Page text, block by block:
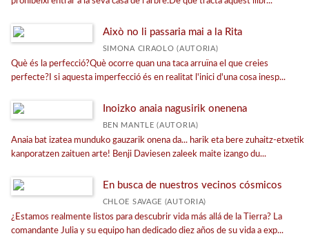
Això no li passaria mai a la Rita
SIMONA CIRAOLO (AUTORIA)
Què és la perfecció?Què ocorre quan una taca arruïna el que creies
perfecte?I si aquesta imperfecció és en realitat l'inici d'una cosa inesp...
Inoizko anaia nagusirik onenena
BEN MANTLE (AUTORIA)
Anaia bat izatea munduko gauzarik onena da... harik eta bere zuhaitz-etxetik
kanporatzen zaituen arte! Benji Daviesen zaleek maite izango du...
En busca de nuestros vecinos cósmicos
CHLOE SAVAGE (AUTORIA)
¿Estamos realmente listos para descubrir vida más allá de la Tierra? La
comandante Julia y su equipo han dedicado diez años de su vida a exp...